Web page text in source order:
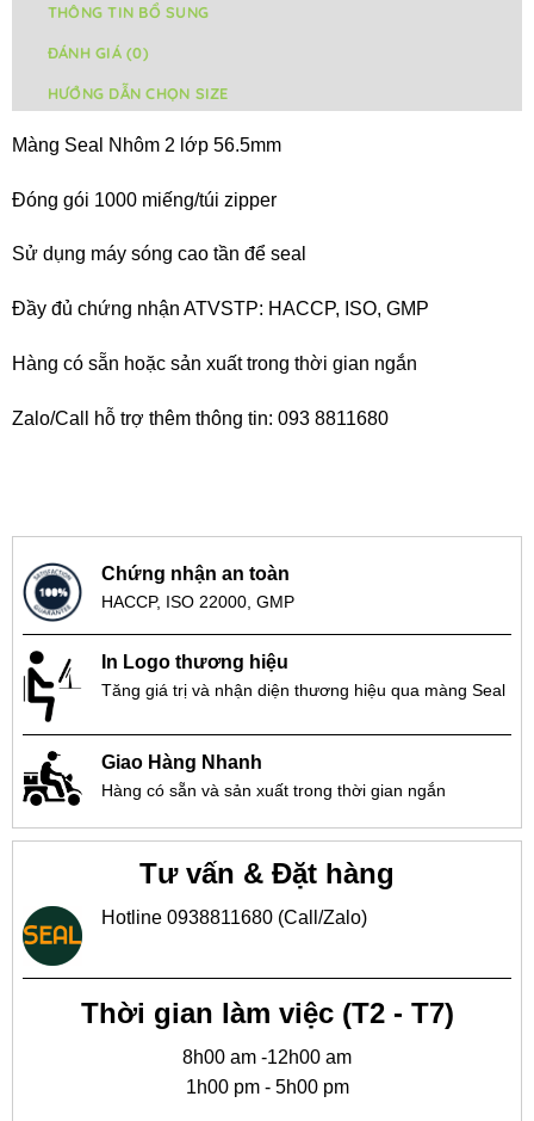
THÔNG TIN BỔ SUNG
ĐÁNH GIÁ (0)
HƯỚNG DẪN CHỌN SIZE
Màng Seal Nhôm 2 lớp 56.5mm
Đóng gói 1000 miếng/túi zipper
Sử dụng máy sóng cao tần để seal
Đầy đủ chứng nhận ATVSTP: HACCP, ISO, GMP
Hàng có sẵn hoặc sản xuất trong thời gian ngắn
Zalo/Call hỗ trợ thêm thông tin: 093 8811680
Chứng nhận an toàn
HACCP, ISO 22000, GMP
In Logo thương hiệu
Tăng giá trị và nhận diện thương hiệu qua màng Seal
Giao Hàng Nhanh
Hàng có sẵn và sản xuất trong thời gian ngắn
Tư vấn & Đặt hàng
Hotline 0938811680 (Call/Zalo)
Thời gian làm việc (T2 - T7)
8h00 am -12h00 am
1h00 pm - 5h00 pm